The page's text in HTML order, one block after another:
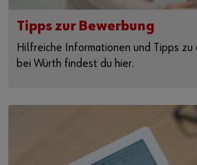
Tipps zur Bewerbung
Hilfreiche Informationen und Tipps zu
bei Würth findest du hier.